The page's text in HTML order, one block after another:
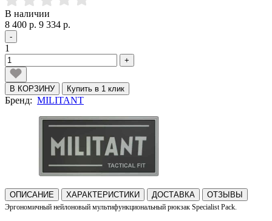
В наличии
8 400 р. 9 334 р.
-
1
+
В КОРЗИНУ Купить в 1 клик
Бренд: MILITANT
ОПИСАНИЕ ХАРАКТЕРИСТИКИ ДОСТАВКА ОТЗЫВЫ
Эргономичный нейлоновый мультифункциональный рюкзак Specialist Pack.